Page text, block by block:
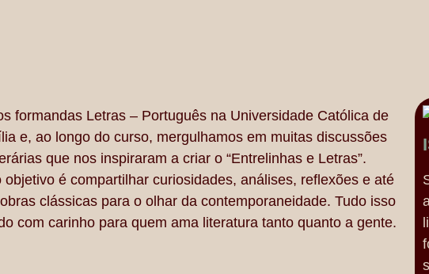
formandas Letras – Português na Universidade Católica de
e, ao longo do curso, mergulhamos em muitas discussões
que nos inspiraram a criar o “Entrelinhas e Letras”.
objetivo é compartilhar curiosidades, análises, reflexões e até
clássicas para o olhar da contemporaneidade. Tudo isso
com carinho para quem ama literatura tanto quanto a gente.